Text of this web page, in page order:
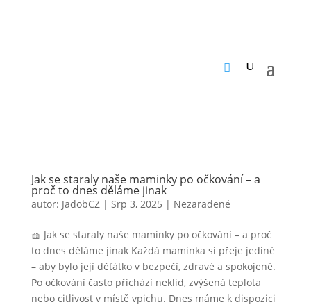
Jak se staraly naše maminky po očkování – a
proč to dnes děláme jinak
autor: JadobCZ| Srp 3, 2025 | Nezaradené
🧺 Jak se staraly naše maminky po očkování – a proč
to dnes děláme jinak Každá maminka si přeje jediné
– aby bylo její děťátko v bezpečí, zdravé a spokojené.
Po očkování často přichází neklid, zvýšená teplota
nebo citlivost v místě vpichu. Dnes máme k dispozici